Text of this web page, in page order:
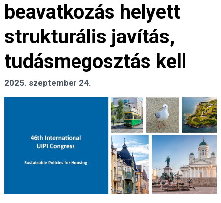
beavatkozás helyett
strukturális javítás,
tudásmegosztás kell
2025. szeptember 24.